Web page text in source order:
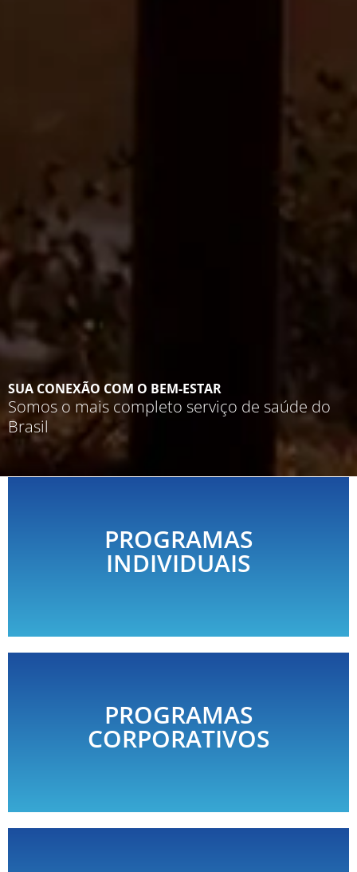
SUA CONEXÃO COM O BEM-ESTAR
Somos o mais completo serviço de saúde do
Brasil
PROGRAMAS
INDIVIDUAIS
Mais de 15 exames e avaliações no
mesmo dia e local.
PROGRAMAS
CORPORATIVOS
O check-up completo da saúde dos
executivos da sua empresa